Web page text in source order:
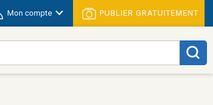
Mon compte PUBLIER GRATUITEMENT